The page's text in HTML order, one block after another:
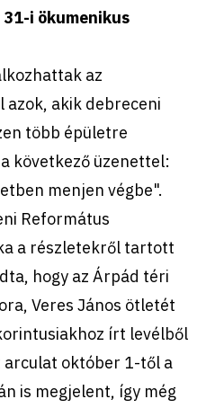
i ökumenikus
az
azok, akik debreceni
több épületre
következő üzenettel:
menjen végbe".
Református
a részletekről tartott
hogy az Árpád téri
Veres János ötletét
írt levélből
arculat október 1-től a
is megjelent, így még